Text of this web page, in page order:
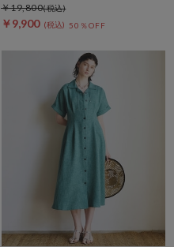
￥9,900 50％OFF
￥19,800